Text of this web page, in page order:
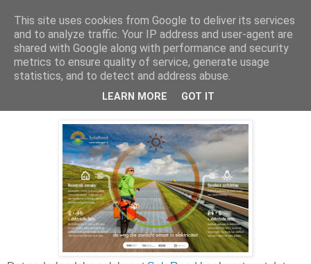
Arkitektur & Miljøteknologi
19 november 2014
Vei av solcellepaneler
This site uses cookies from Google to deliver its services
and to analyze traffic. Your IP address and user-agent are
shared with Google along with performance and security
metrics to ensure quality of service, generate usage
statistics, and to detect and address abuse.
LEARN MORE GOT IT